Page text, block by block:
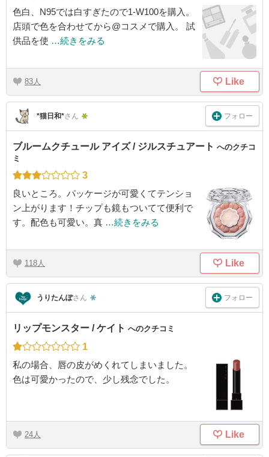
色白、N95では白すぎたので1-W100を購入。
店頭で色を合わせてから@コスメで購入。 試
供品を使 …続きをみる
83 Like
*猫日和*さん フォロー
ブルームクチュール アイズ / ジルスチュアート へのクチコ
ミ
3
良いところ。パッケージが可愛くてテンショ
ン上がります！チップも鏡もついてて便利で
す。配色も可愛い。真 …続きをみる
118 Like
うりたんぽさん フォロー
リップモンスター / ケイト へのクチコミ
1
私の場合、唇の皮がめくれてしまいました。
色は可愛かったので、少し残念でした。
24 Like